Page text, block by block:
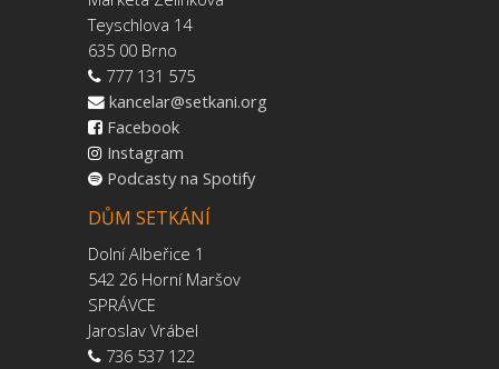
Teyschlova 14
635 00 Brno
777 131 575
kancelar@setkani.org
Facebook
Instagram
Podcasty na Spotify
DŮM SETKÁNÍ
Dolní Albeřice 1
542 26 Horní Maršov
SPRÁVCE
Jaroslav Vrábel
736 537 122